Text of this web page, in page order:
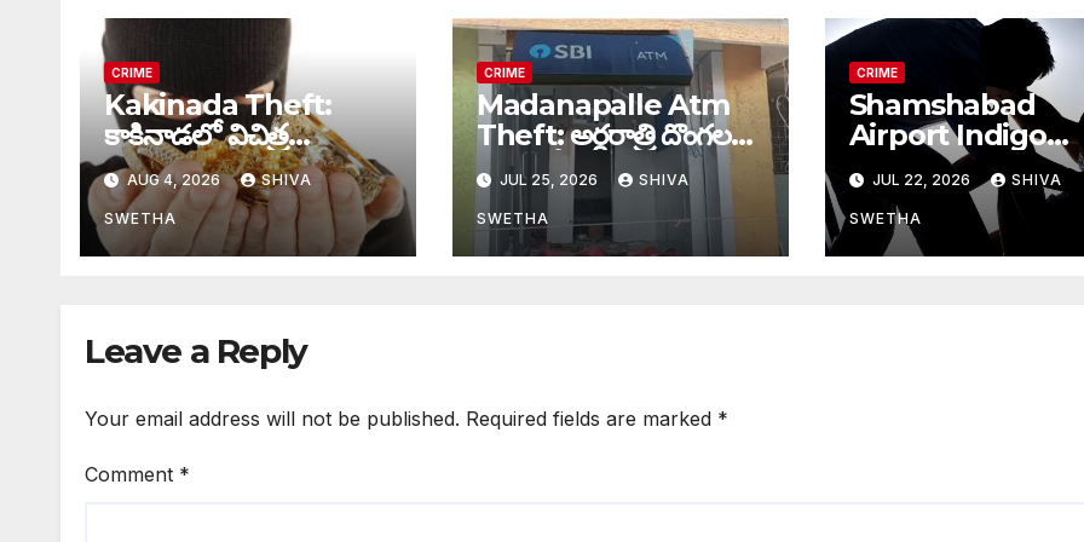
CRIME
Kakinada Theft:
కాకినాడలో విచిత్ర
దొంగతనం…
AUG 4, 2026 SHIVA
SWETHA
CRIME
Madanapalle Atm
Theft: అర్ధరాత్రి దొంగల
ముఠా బీభత్సం…
JUL 25, 2026 SHIVA
SWETHA
CRIME
Shamshabad
Airport Indigo
Employee
ఇండిగో ఉద్యోగినిపై
డ్రైవర్
JUL 22, 2026 SHIVA
SWETHA
Leave a Reply
Your email address will not be published. Required fields are marked *
Comment *